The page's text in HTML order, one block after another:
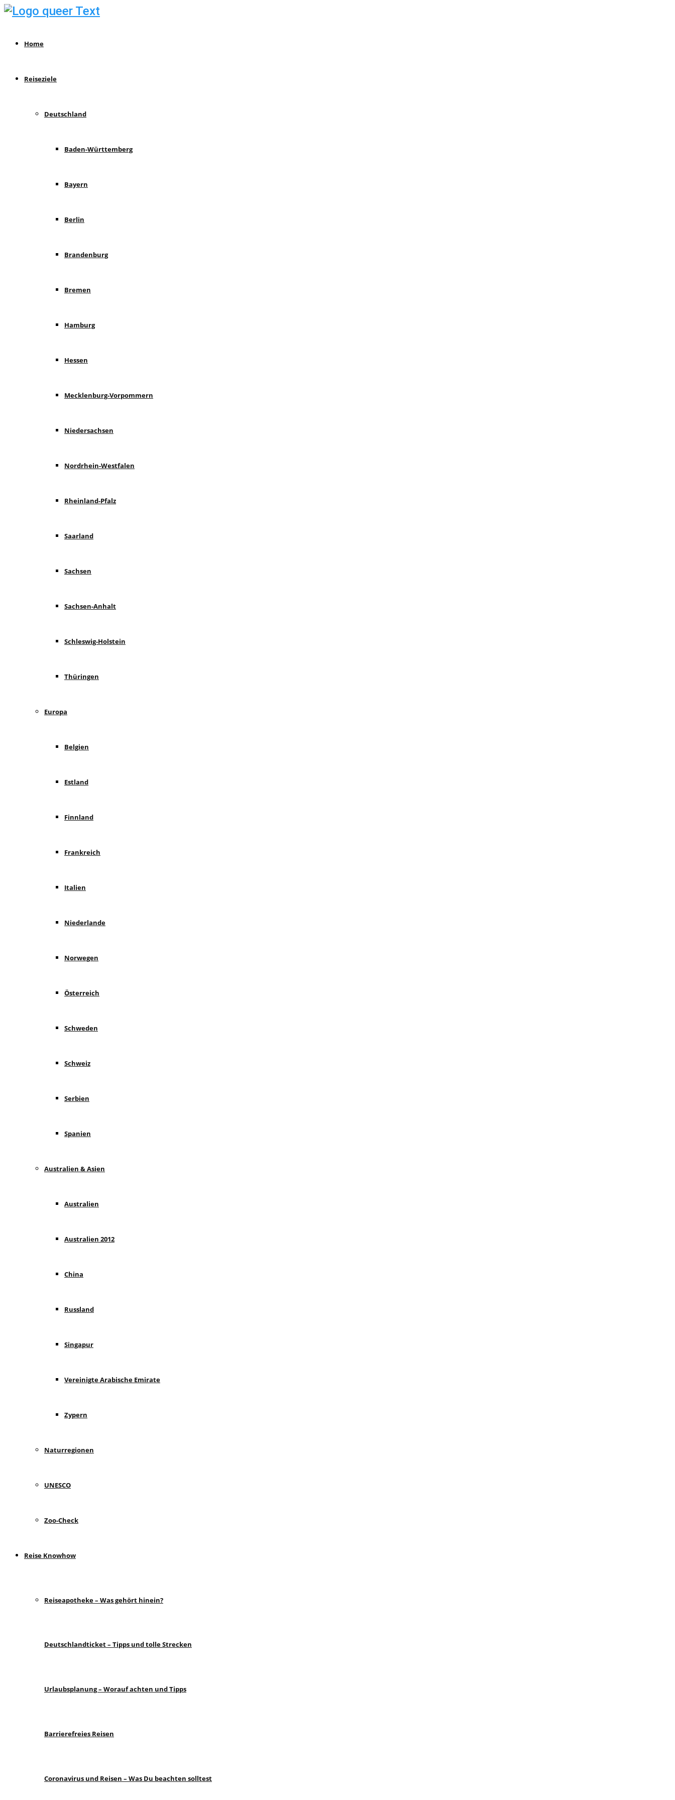
Home
Reiseziele
Deutschland
Baden-Württemberg
Bayern
Berlin
Brandenburg
Bremen
Hamburg
Hessen
Mecklenburg-Vorpommern
Niedersachsen
Nordrhein-Westfalen
Rheinland-Pfalz
Saarland
Sachsen
Sachsen-Anhalt
Schleswig-Holstein
Thüringen
Europa
Belgien
Estland
Finnland
Frankreich
Italien
Niederlande
Norwegen
Österreich
Schweden
Schweiz
Serbien
Spanien
Australien & Asien
Australien
Australien 2012
China
Russland
Singapur
Vereinigte Arabische Emirate
Zypern
Naturregionen
UNESCO
Zoo-Check
Reise Knowhow
Reiseapotheke – Was gehört hinein?
Deutschlandticket – Tipps und tolle Strecken
Urlaubsplanung – Worauf achten und Tipps
Barrierefreies Reisen
Coronavirus und Reisen – Was Du beachten solltest